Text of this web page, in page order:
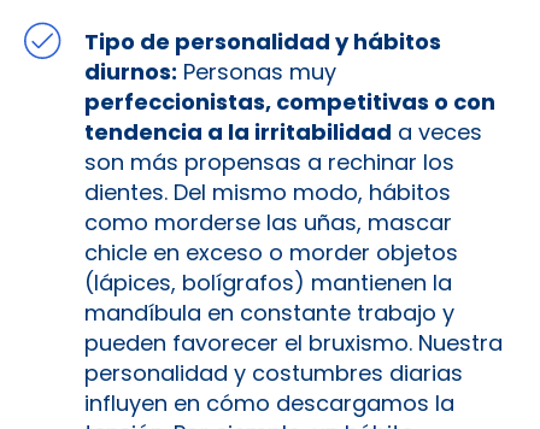
Tipo de personalidad y hábitos
diurnos: Personas muy
perfeccionistas, competitivas o con
tendencia a la irritabilidad a veces
son más propensas a rechinar los
dientes. Del mismo modo, hábitos
como morderse las uñas, mascar
chicle en exceso o morder objetos
(lápices, bolígrafos) mantienen la
mandíbula en constante trabajo y
pueden favorecer el bruxismo. Nuestra
personalidad y costumbres diarias
influyen en cómo descargamos la